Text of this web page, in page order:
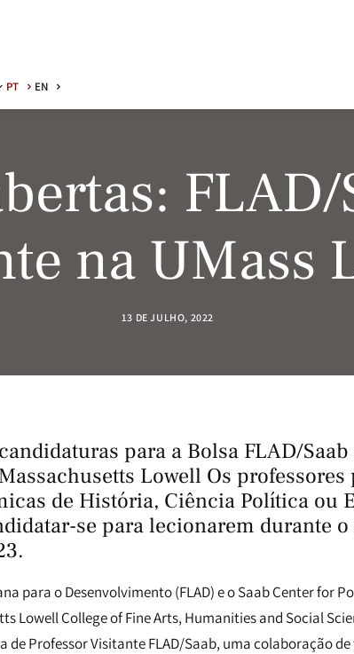
PT
EN
na UMass
13 DE JULHO, 2022
para a Bolsa FLAD/
Lowell Os
de História, Ciência Política ou
se para lecionarem durante o
para o Desenvolvimento (FLAD) e o Saab Center for
Lowell College of Fine Arts, Humanities and Social
de Professor Visitante FLAD/Saab, uma colaboração de